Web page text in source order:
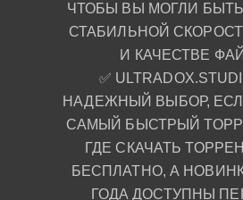
ЧТОБЫ ВЫ МОГЛИ
СТАБИЛЬНОЙ
И КАЧЕСТВЕ
✅
НАДЕЖНЫЙ ВЫБОР,
САМЫЙ БЫСТРЫЙ
ГДЕ СКАЧАТЬ
БЕСПЛАТНО, А
ГОДА ДОСТУПНЫ